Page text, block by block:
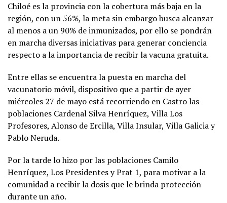
Chiloé es la provincia con la cobertura más baja en la
región, con un 56%, la meta sin embargo busca alcanzar
al menos a un 90% de inmunizados, por ello se pondrán
en marcha diversas iniciativas para generar conciencia
respecto a la importancia de recibir la vacuna gratuita.
Entre ellas se encuentra la puesta en marcha del
vacunatorio móvil, dispositivo que a partir de ayer
miércoles 27 de mayo está recorriendo en Castro las
poblaciones Cardenal Silva Henríquez, Villa Los
Profesores, Alonso de Ercilla, Villa Insular, Villa Galicia y
Pablo Neruda.
Por la tarde lo hizo por las poblaciones Camilo
Henríquez, Los Presidentes y Prat 1, para motivar a la
comunidad a recibir la dosis que le brinda protección
durante un año.